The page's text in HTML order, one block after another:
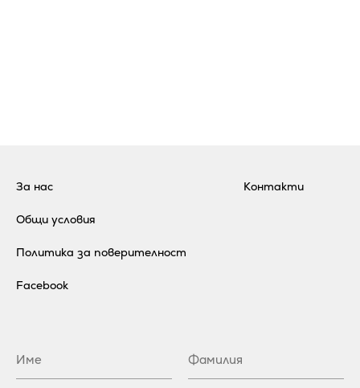
За нас
Общи условия
Политика за поверителност
Контакти
Facebook